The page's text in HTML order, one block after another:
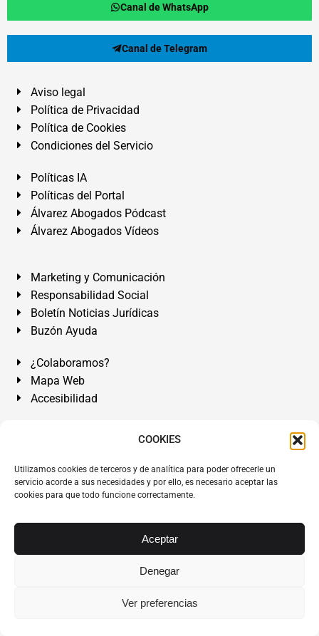
COOKIES
Utilizamos cookies de terceros y de analítica para poder ofrecerle un
servicio acorde a sus necesidades y por ello, es necesario aceptar las
cookies para que todo funcione correctamente.
Aceptar
Denegar
Ver preferencias
Canal de WhatsApp
Canal de Telegram
Aviso legal
Política de Privacidad
Política de Cookies
Condiciones del Servicio
Políticas IA
Políticas del Portal
Álvarez Abogados Pódcast
Álvarez Abogados Vídeos
Marketing y Comunicación
Responsabilidad Social
Boletín Noticias Jurídicas
Buzón Ayuda
¿Colaboramos?
Mapa Web
Accesibilidad
Álvarez Abogados Tenerife:Calle Teobaldo Power Nº 7,
de Tenerife. Islas Canarias.
Somos Abogados especialistas del Derecho desde 1954.
Tenerife Sur Mejores Abogados Tenerife
Abogados colegiados y ejercientes del ICATF.
Todos los derechos reservados.